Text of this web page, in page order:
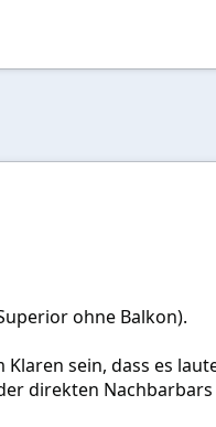
ohne Balkon).
sein, dass es
direkten Nachbarbars